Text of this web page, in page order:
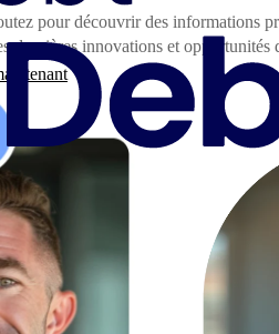
pour découvrir des informations
dernières innovations et opportunités